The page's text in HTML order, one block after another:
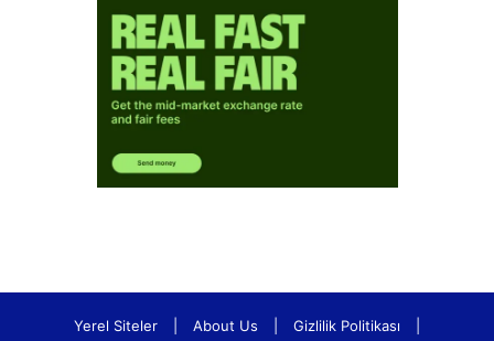
Yerel Siteler About Us Gizlilik Politikası